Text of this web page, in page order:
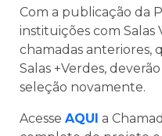
Com a publicação da
instituições com Salas
chamadas anteriores,
Salas +Verdes,
seleção novamente.
Acesse AQUI a